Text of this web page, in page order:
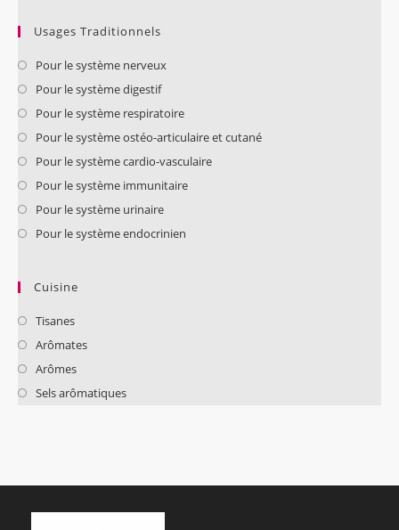
Usages Traditionnels
Pour le système nerveux
Pour le système digestif
Pour le système respiratoire
Pour le système ostéo-articulaire et cutané
Pour le système cardio-vasculaire
Pour le système immunitaire
Pour le système urinaire
Pour le système endocrinien
Cuisine
Tisanes
Arômates
Arômes
Sels arômatiques